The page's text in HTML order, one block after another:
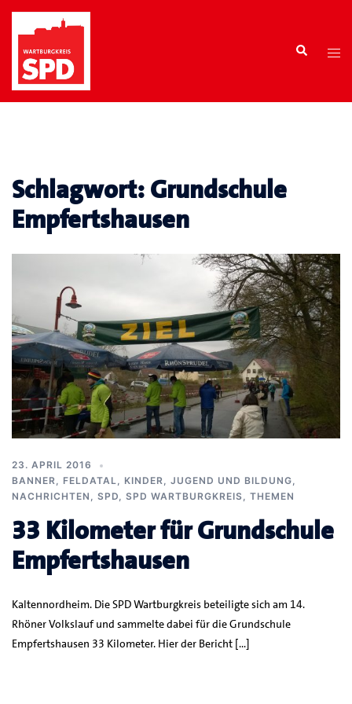
Zum
springen
Search
Schlagwort:Grundschule
Empfertshausen
23. APRIL 2016
BANNER, FELDATAL, KINDER, JUGEND UND BILDUNG,
NACHRICHTEN , SPD, SPD WARTBURGKREIS, THEMEN
33 Kilometer für Grundschule
Empfertshausen
Kaltennordheim. Die SPD Wartburgkreis beteiligte sich am 14.
Rhöner Volkslauf und sammelte dabei für die Grundschule
Empfertshausen 33 Kilometer. Hier der Bericht […]